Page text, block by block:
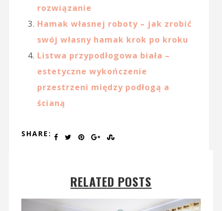
rozwiązanie
Hamak własnej roboty – jak zrobić
swój własny hamak krok po kroku
Listwa przypodłogowa biała –
estetyczne wykończenie
przestrzeni między podłogą a
ścianą
SHARE:
RELATED POSTS